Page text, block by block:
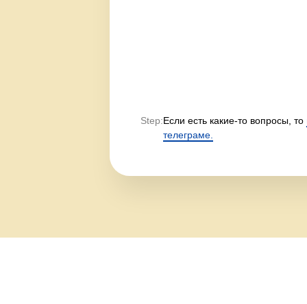
Step:Если есть какие-то вопросы, то
телеграме.